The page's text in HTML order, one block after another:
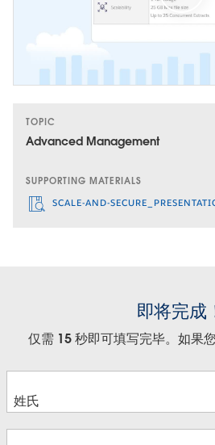
TOPIC
Advanced Management
SUPPORTING MATERIALS
SCALE-AND-
即将完成
仅需 15 秒即可填写完毕。如果